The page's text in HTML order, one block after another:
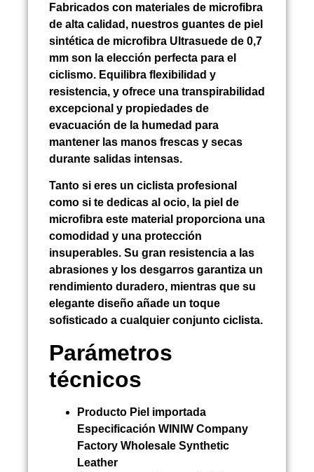
Fabricados con materiales de microfibra
de alta calidad, nuestros guantes de piel
sintética de microfibra Ultrasuede de 0,7
mm son la elección perfecta para el
ciclismo. Equilibra flexibilidad y
resistencia, y ofrece una transpirabilidad
excepcional y propiedades de
evacuación de la humedad para
mantener las manos frescas y secas
durante salidas intensas.
Tanto si eres un ciclista profesional
como si te dedicas al ocio, la piel de
microfibra este material proporciona una
comodidad y una protección
insuperables. Su gran resistencia a las
abrasiones y los desgarros garantiza un
rendimiento duradero, mientras que su
elegante diseño añade un toque
sofisticado a cualquier conjunto ciclista.
Parámetros
técnicos
Producto Piel importada
Especificación WINIW Company
Factory Wholesale Synthetic
Leather